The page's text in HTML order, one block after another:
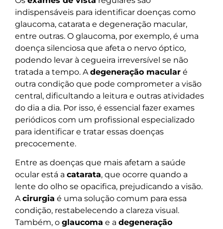
indispensáveis para identificar doenças como
glaucoma, catarata e degeneração macular,
entre outras. O glaucoma, por exemplo, é uma
doença silenciosa que afeta o nervo óptico,
podendo levar à cegueira irreversível se não
tratada a tempo. Adegeneração macular é
outra condição que pode comprometer a visão
central, dificultando a leitura e outras atividades
do dia a dia. Por isso, é essencial fazer exames
periódicos com um profissional especializado
para identificar e tratar essas doenças
precocemente.
Entre as doenças que mais afetam a saúde
ocular está a catarata, que ocorre quando a
lente do olho se opacifica, prejudicando a visão.
Acirurgia é uma solução comum para essa
condição, restabelecendo a clareza visual.
Também, o glaucoma e a degeneração